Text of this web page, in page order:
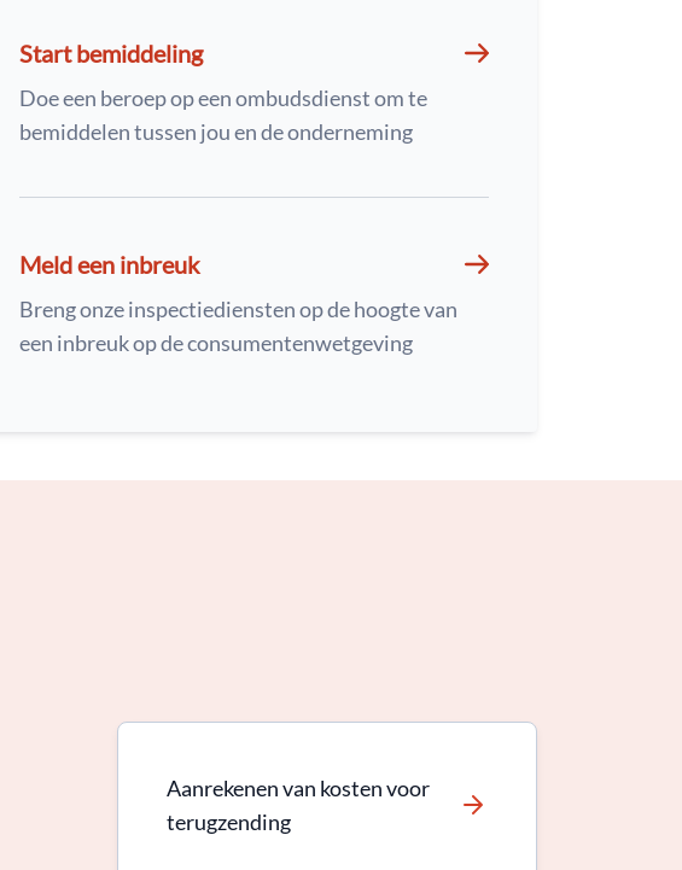
Start bemiddeling
Doe een beroep op een ombudsdienst om te
bemiddelen tussen jou en de onderneming
Meld een inbreuk
Breng onze inspectiediensten op de hoogte van
een inbreuk op de consumentenwetgeving
Aanrekenen van kosten voor
terugzending